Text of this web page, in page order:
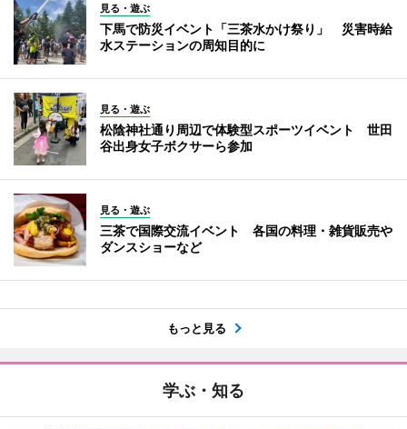
見る・遊ぶ
下馬で防災イベント「三茶水かけ祭り」 災害時給
水ステーションの周知目的に
見る・遊ぶ
松陰神社通り周辺で体験型スポーツイベント 世田
谷出身女子ボクサーら参加
見る・遊ぶ
三茶で国際交流イベント 各国の料理・雑貨販売や
ダンスショーなど
もっと見る
学ぶ・知る